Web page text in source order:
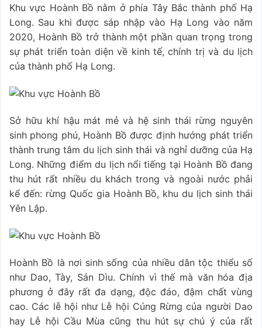
Khu vực Hoành Bồ nằm ở phía Tây Bắc thành phố Hạ
Long. Sau khi được sáp nhập vào Hạ Long vào năm
2020, Hoành Bồ trở thành một phần quan trọng trong
sự phát triển toàn diện về kinh tế, chính trị và du lịch
của thành phố Hạ Long.
Sở hữu khí hậu mát mẻ và hệ sinh thái rừng nguyên
sinh phong phú, Hoành Bồ được định hướng phát triển
thành trung tâm du lịch sinh thái và nghỉ dưỡng của Hạ
Long. Những điểm du lịch nổi tiếng tại Hoành Bồ đang
thu hút rất nhiều du khách trong và ngoài nước phải
kể đến: rừng Quốc gia Hoành Bồ, khu du lịch sinh thái
Yên Lập.
Hoành Bồ là nơi sinh sống của nhiều dân tộc thiểu số
như Dao, Tày, Sán Dìu. Chính vì thế mà văn hóa địa
phương ở đây rất đa dạng, độc đáo, đậm chất vùng
cao. Các lễ hội như Lễ hội Cúng Rừng của người Dao
hay Lễ hội Cầu Mùa cũng thu hút sự chú ý của rất